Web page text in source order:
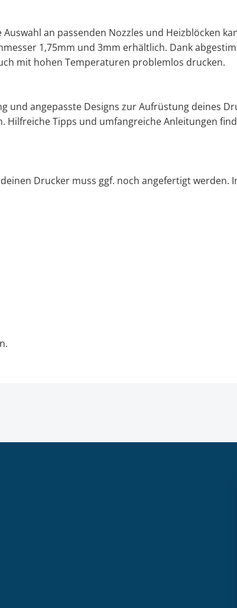
an passenden Nozzles und Heizblöcken
1,75mm und 3mm erhältlich. Dank
mit hohen Temperaturen problemlos drucken.
angepasste Designs zur Aufrüstung deines
Hilfreiche Tipps und umfangreiche Anleitungen
Drucker muss ggf. noch angefertigt werden.